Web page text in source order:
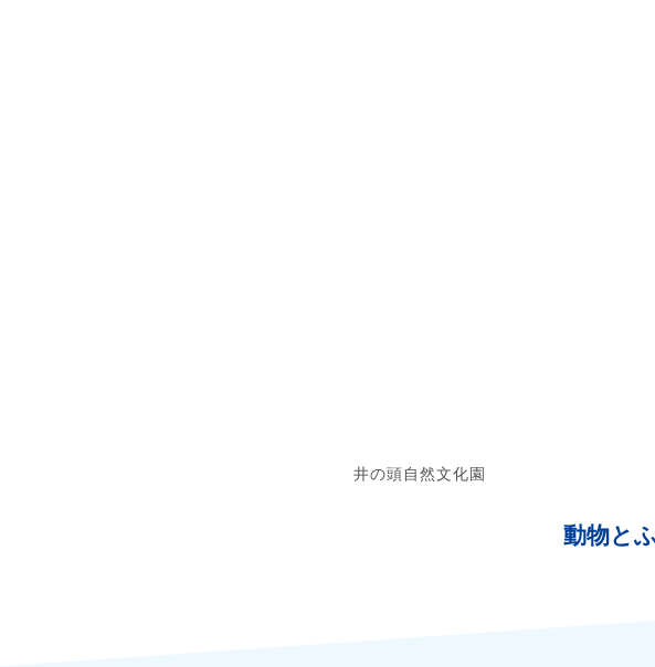
井の頭自然文化園
動物と